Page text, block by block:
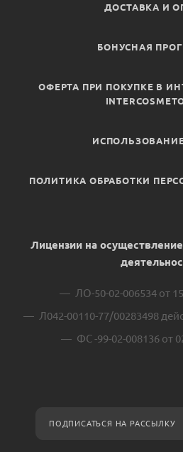
ДОСТАВКА И
БОНУСНАЯ
ОФЕРТА ПРИ ПОКУПКЕ В
ИСПОЛЬЗОВАНИЕ
ПОЛИТИКА ОБРАБОТКИ
Лицензии на
ЛО-50-02-006534 от
Л042-00110-77/00283498
ФС -99-02-008136 от
ПОДПИСАТЬСЯ НА РАССЫЛКУ